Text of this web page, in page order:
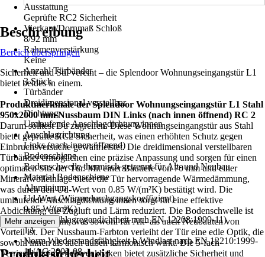
Ausstattung
Geprüfte RC2 Sicherheit
Vierkant/Dornmaß Schloß
8/92 mm
Rahmenverstärkung
Keine
Anzahl Türbänder
3 Stück
Türbänder
Dreidimensional verstellbar
Dichtung
Umlaufende Anschlagdichtung innen
Anschlagrichtung
Links (nach innen öffnend)
Bodenschiene
Bodenschwelle thermisch getrennt für Alt- und Neubau
Material Bodenschiene
Aluminium
Ud-Wert (Wärmedurchgangskoeffizient)
0,85 W/(m²K)
Norm (Schlagregendichtheit nach EN 12208:1999-11)
1A
Norm Wiederstandsfähigkeit b.Windlast nach EN 12210:1999-
11/AC:2002-08
Beschreibung
Bereich überspringen
Sicherheit und Stil vereint – die Splendoor Wohnungseingangstür L1
bietet beides in einem.
Produktmerkmale der Splendoor Wohnungseingangstür L1 Stahl
950x2000 mm Nussbaum DIN Links (nach innen öffnend) RC 2
Darum solltest Du zugreifen: Diese Wohnungseingangstür aus Stahl
bietet geprüfte RC2 Sicherheit, was einen erhöhten Schutz gegen
Einbruchsversuche gewährleistet. Die dreidimensional verstellbaren
Türbänder ermöglichen eine präzise Anpassung und sorgen für einen
optimalen Sitz der Tür. Mit einer Bautiefe von 70 mm und einer
Mineralwolleinlage bietet die Tür hervorragende Wärmedämmung,
was durch den Ud-Wert von 0.85 W/(m²K) bestätigt wird. Die
umlaufende Anschlagdichtung innen sorgt für eine effektive
Abdichtung, die Zugluft und Lärm reduziert. Die Bodenschwelle ist
thermisch getrennt, was sowohl für Alt- als auch Neubauten von
Vorteil ist. Der Nussbaum-Farbton verleiht der Tür eine edle Optik, die
sowohl innen als auch außen harmonisch wirkt. Die 5-fach
Verriegelung mit Schwenkhaken bietet zusätzliche Sicherheit und
Mehr anzeigen